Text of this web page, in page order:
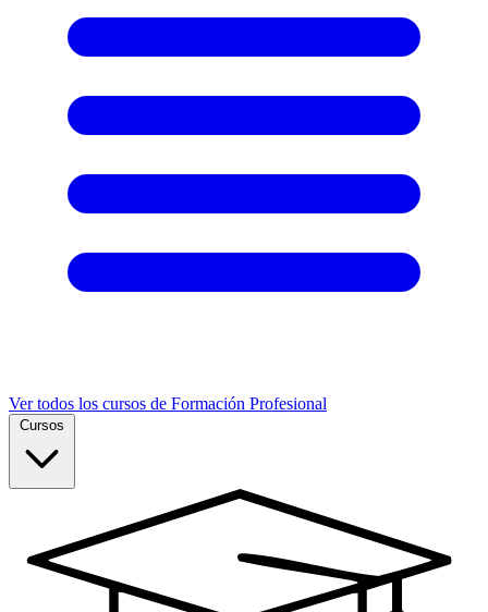
Ver todos los cursos de Formación Profesional
Cursos